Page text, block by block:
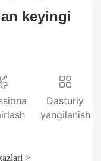
keyingi
Dasturiy
yangilanish
>